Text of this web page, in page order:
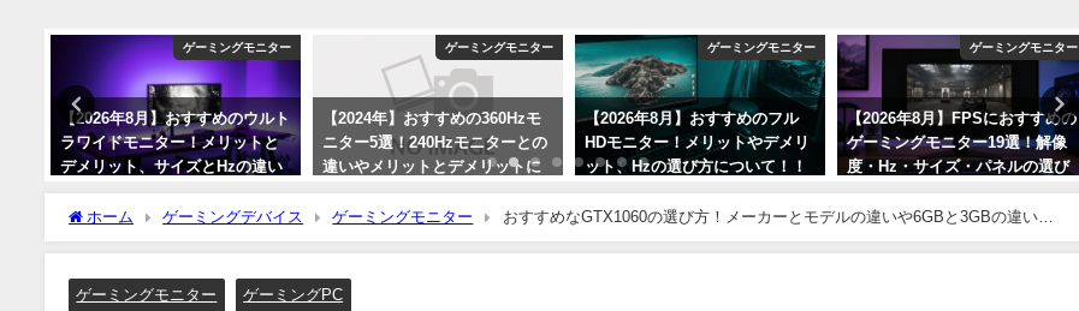
ゲーミングモニター
【2026年8月】おすすめのウルト
ラワイドモニター！メリットと
デメリット、サイズとHzの違い
や実際の使用感について！
2026年8月6日
ゲーミングモニター
【2024年】おすすめの360Hzモ
ニター5選！240Hzモニターとの
違いやメリットとデメリットに
ついて！
2024年1月2日
ゲーミングモニター
【2026年8月】おすすめのフル
HDモニター！メリットやデメリ
ット、Hzの選び方について！！
ゲーミングモニター
【2026年8月】FPSにおすすめの
ゲーミングモニター19選！解像
度・Hz・サイズ・パネルの選び
方も解説！
2026年8月1日
ホーム ゲーミングデバイス ゲーミングモニター
おすすめなGTX1060の選び方！メーカーとモデルの違いや6GBと3GBの違いに
ついて！
ゲーミングモニター ゲーミングPC